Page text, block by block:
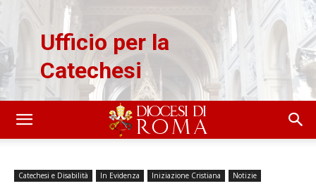
Ufficio per la
Catechesi
Catechesi e Disabilità In Evidenza Iniziazione Cristiana Notizie